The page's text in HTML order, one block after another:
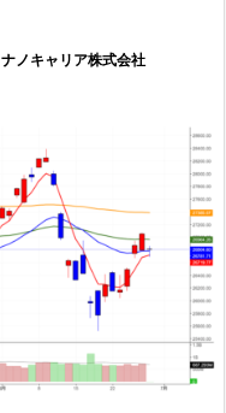
ナノキャリア株式会社